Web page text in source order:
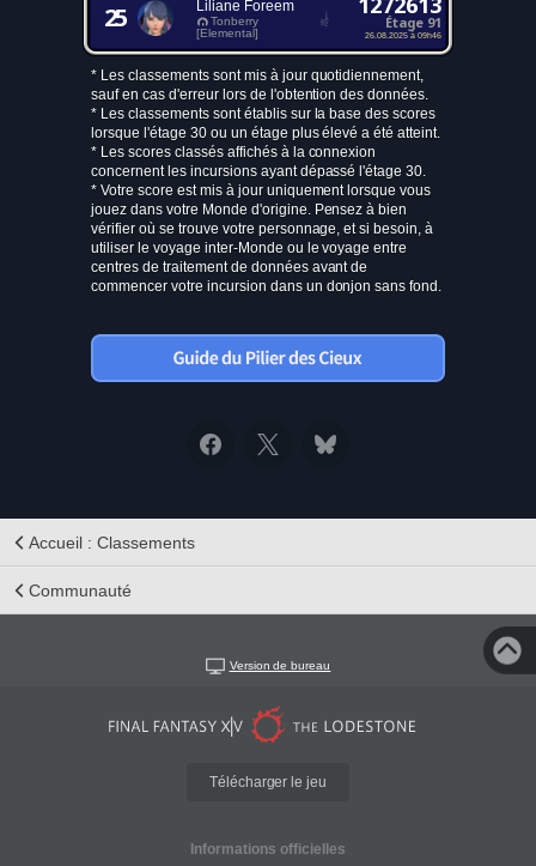
25 Liliane Foreem
Tonberry
[Elemental]
Étage 91
26.08.2025 à 09h46
* Les classements sont mis à jour quotidiennement,
sauf en cas d'erreur lors de l'obtention des données.
* Les classements sont établis sur la base des scores
lorsque l'étage 30 ou un étage plus élevé a été atteint.
* Les scores classés affichés à la connexion
concernent les incursions ayant dépassé l'étage 30.
* Votre score est mis à jour uniquement lorsque vous
jouez dans votre Monde d'origine. Pensez à bien
vérifier où se trouve votre personnage, et si besoin, à
utiliser le voyage inter-Monde ou le voyage entre
centres de traitement de données avant de
commencer votre incursion dans un donjon sans fond.
Accueil : Classements
Communauté
Version de bureau
Télécharger le jeu
Informations officielles